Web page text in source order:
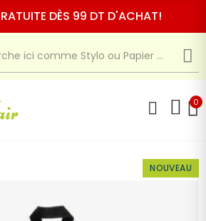
DÈS 99 DT D'ACHAT!
0
NOUVEAU